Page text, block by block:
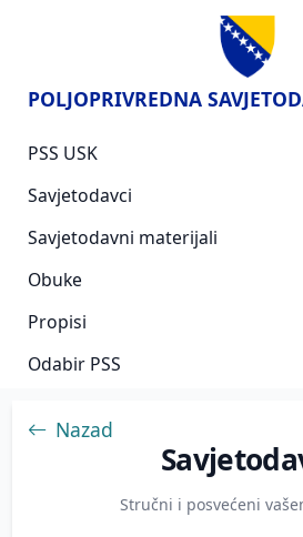
POLJOPRIVREDNA
PSS USK
Savjetodavci
Savjetodavni materijali
Obuke
Propisi
Odabir PSS
Nazad
Stručni i posvećeni